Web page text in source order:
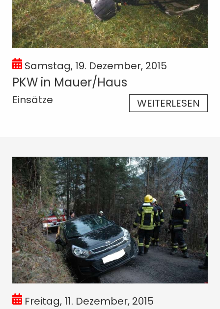
Samstag, 19. Dezember, 2015
PKW in Mauer/Haus
Einsätze WEITERLESEN
Freitag, 11. Dezember, 2015